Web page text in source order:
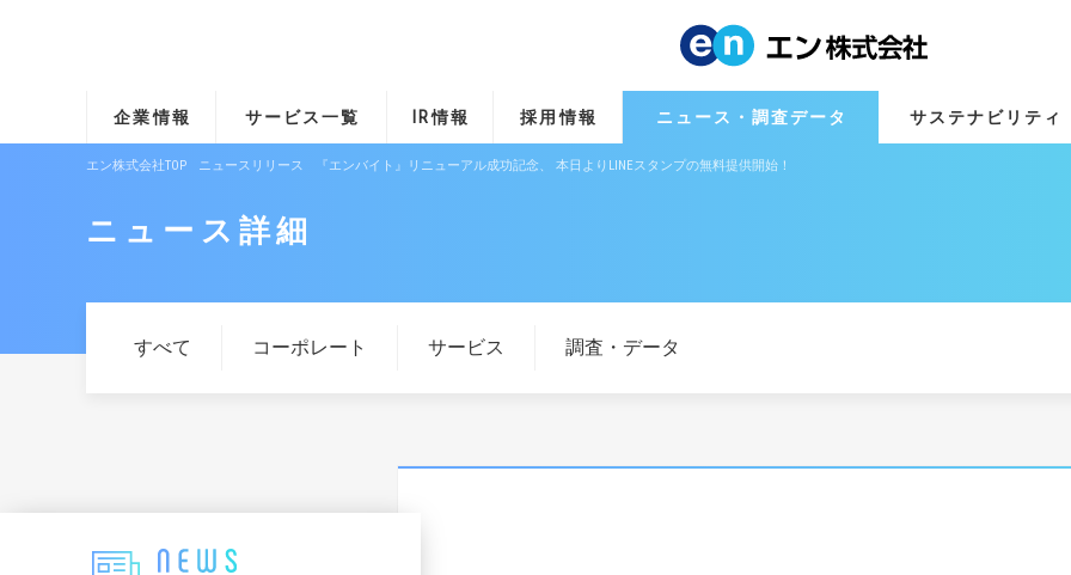
企業情報 サービス一覧 IR情報 採用情報 ニュース・調査データ サステナビリティ
エン株式会社TOP ニュースリリース 『エンバイト』リニューアル成功記念、 本日よりLINEスタンプの無料提供開始！
ニュース詳細
すべて コーポレート サービス 調査・データ